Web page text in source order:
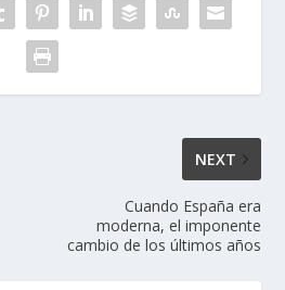
NEXT
Cuando España era
moderna, el imponente
cambio de los últimos años